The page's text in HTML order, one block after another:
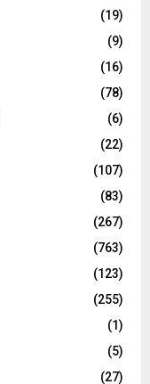
(19)
(9)
(16)
(78)
(6)
(22)
(107)
(83)
(267)
(763)
(123)
(255)
(1)
(5)
(27)